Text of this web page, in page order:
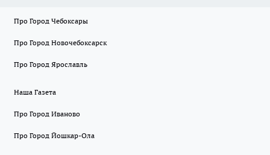
Про Город Чебоксары
Про Город Новочебоксарск
Про Город Ярославль
Наша Газета
Про Город Иваново
Про Город Йошкар-Ола